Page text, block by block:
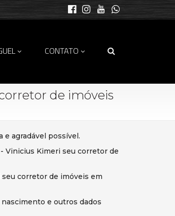
CONTATO
de imóveis
e agradável possível.
Vinicius Kimeri seu corretor de
corretor de imóveis em
e outros dados